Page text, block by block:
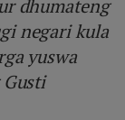
dhumateng
negari kula
yuswa